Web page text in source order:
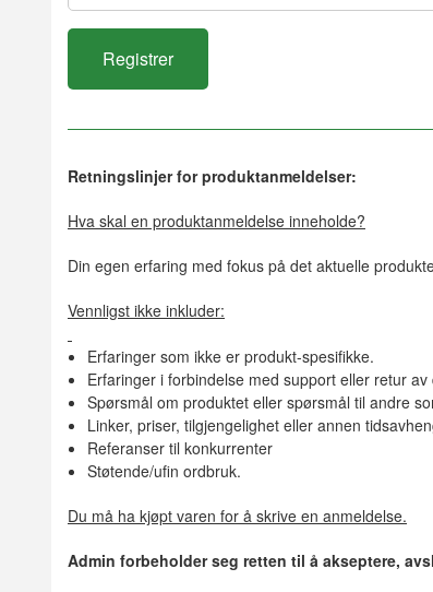
Retningslinjer for produktanmeldelser:
Hva skal en produktanmeldelse inneholde?
Din egen erfaring med fokus på det aktuelle
Vennligst ikke inkluder:
Erfaringer som ikke er produkt-spesifikke.
Erfaringer i forbindelse med support eller retur
Spørsmål om produktet eller spørsmål til andre
Linker, priser, tilgjengelighet eller annen
Referanser til konkurrenter
Støtende/ufin ordbruk.
Du må ha kjøpt varen for å skrive en anmeldelse.
Admin forbeholder seg retten til å akseptere,